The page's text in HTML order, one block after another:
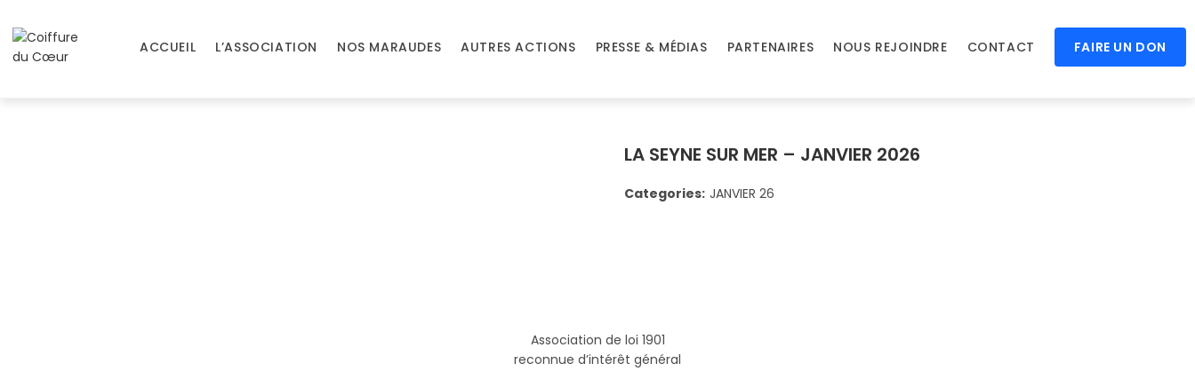
content
ACCUEIL L’ASSOCIATION NOS MARAUDES AUTRES ACTIONS PRESSE & MÉDIAS PARTENAIRES NOUS REJOINDRE CONTACT FAIRE UN DON
LA SEYNE SUR MER – JANVIER 2026
Categories: JANVIER 26
Association de loi 1901
reconnue d’intérêt général